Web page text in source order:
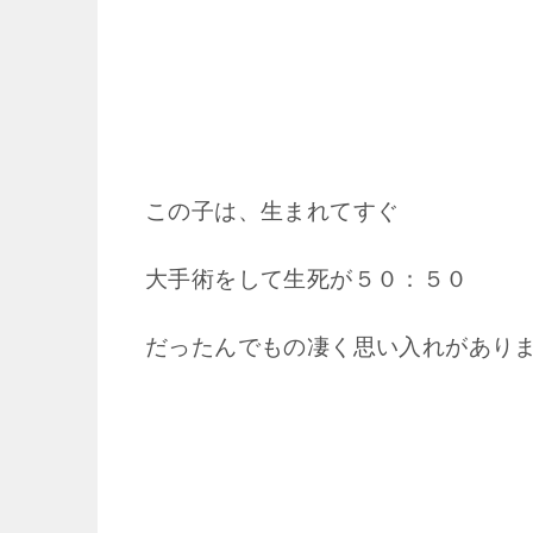
この子は、生まれてすぐ
大手術をして生死が５０：５０
だったんでもの凄く思い入れがあり